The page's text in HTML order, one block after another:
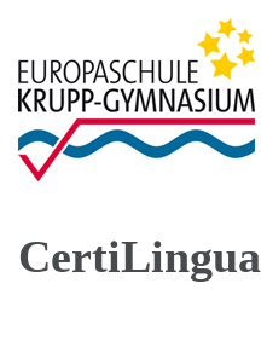
Inhalt
springen
(Enter
drücken)
Europaschule
CertiLingua